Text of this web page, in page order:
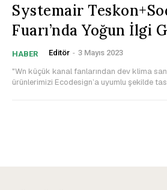
Systemair
Fuarı’nda Yoğun İlgi
HABER Editör - 3 Mayıs 2023
"Wn küçük kanal fanlarından dev klima
ürünlerimizi Ecodesign’a uyumlu şekilde